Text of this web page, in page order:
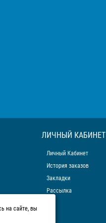
ЛИЧНЫЙ КАБИНЕТ
Личный Кабинет
История заказов
Закладки
Рассылка
на сайте, вы